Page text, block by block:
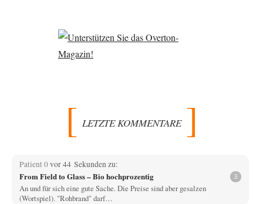
LETZTE KOMMENTARE
Patient 0vor 44 Sekunden zu:
From Field to Glass – Bio hochprozentig 3
An und für sich eine gute Sache. Die Preise sind aber gesalzen
(Wortspiel). "Rohbrand" darf…